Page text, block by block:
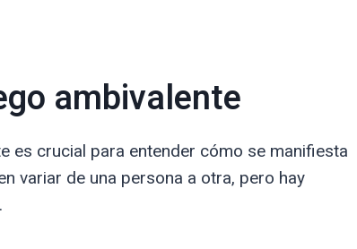
ambivalente
es crucial para entender cómo se manifiesta
variar de una persona a otra, pero hay